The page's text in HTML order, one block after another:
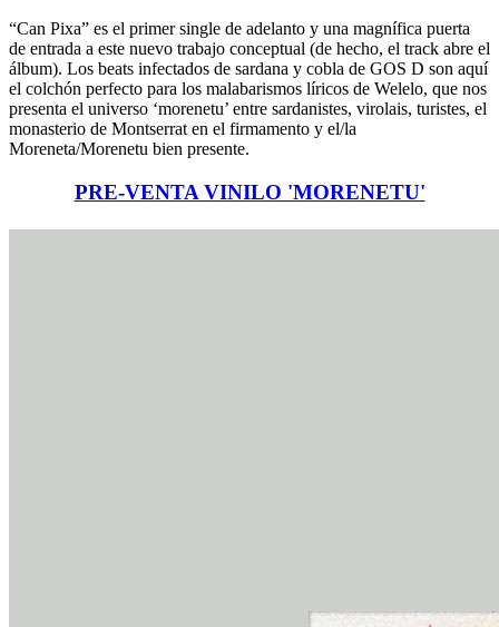
“Can Pixa” es el primer single de adelanto y una magnífica puerta
de entrada a este nuevo trabajo conceptual (de hecho, el track abre el
álbum). Los beats infectados de sardana y cobla de GOS D son aquí
el colchón perfecto para los malabarismos líricos de Welelo, que nos
presenta el universo ‘morenetu’ entre sardanistes, virolais, turistes, el
monasterio de Montserrat en el firmamento y el/la
Moreneta/Morenetu bien presente.
PRE-VENTA VINILO 'MORENETU'